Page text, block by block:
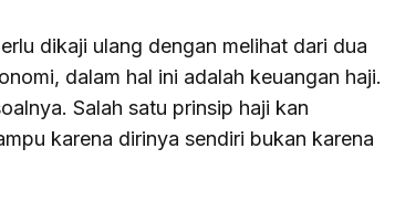
dikaji ulang dengan melihat dari dua
dalam hal ini adalah keuangan haji.
Salah satu prinsip haji kan
karena dirinya sendiri bukan karena